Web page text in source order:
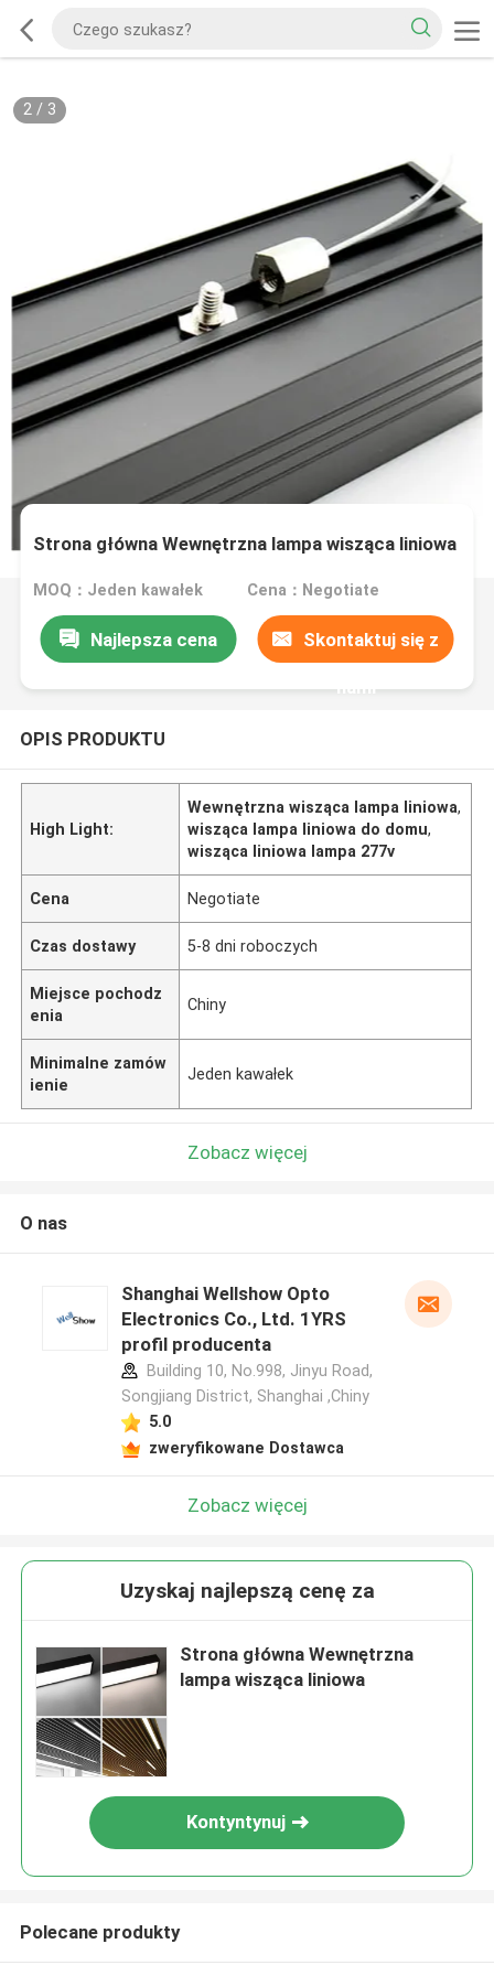
2/ 3
Strona główna Wewnętrzna lampa wisząca liniowa
MOQ：Jeden kawałek Cena：Negotiate
Najlepsza cena Skontaktuj się z
nami
OPIS PRODUKTU
High Light:
Wewnętrzna wisząca lampa liniowa,
wisząca lampa liniowa do domu,
wisząca liniowa lampa 277v
Cena Negotiate
Czas dostawy 5-8 dni roboczych
Miejsce pochodz
enia
Chiny
Minimalne zamów
ienie
Jeden kawałek
Zobacz więcej
O nas
Shanghai Wellshow Opto
Electronics Co., Ltd. 1YRS
profil producenta
Building 10, No.998, Jinyu Road,
Songjiang District, Shanghai ,Chiny
5.0
zweryfikowane Dostawca
Zobacz więcej
Uzyskaj najlepszą cenę za
Strona główna Wewnętrzna
lampa wisząca liniowa
Kontyntynuj
Polecane produkty